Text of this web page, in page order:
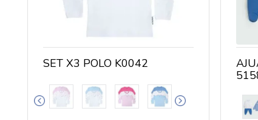
SET X3 POLO K0042